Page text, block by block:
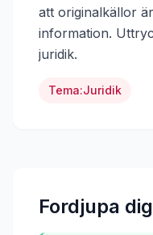
att originalkällor
information.
juridik.
Tema:Juridik
Fordjupa dig